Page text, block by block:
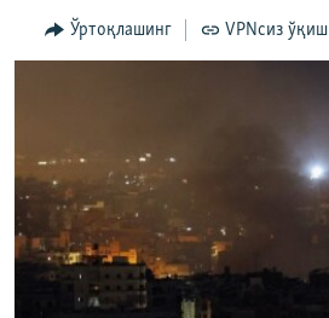
ИЖТИМОИЙ ТАРМОҚЛАР
Озодлик бошқа тилларда
Ўртоқлашинг VPNсиз ўқиш